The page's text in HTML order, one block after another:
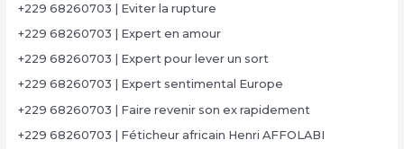
+229 68260703 | Eviter la rupture
+229 68260703 | Expert en amour
+229 68260703 | Expert pour lever un sort
+229 68260703 | Expert sentimental Europe
+229 68260703 | Faire revenir son ex rapidement
+229 68260703 | Féticheur africain Henri AFFOLABI